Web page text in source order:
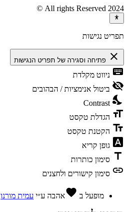
2024 All rights Reserved ©
תפריט נגישות
close פתיחה וסגירה של תפריט הנגישות
keyboard ניווט מקלדת
visibility_off ביטול אנימציות / הבהובים
nights_stay
Contrast
format_size הגדלת טקסט
text_fields הקטנת טקסט
font_download גופן קריא
title סימון כותרות
link סימון קישורים ולחצנים
מופעל ב favoriteאהבה ע״י עמית מורנו